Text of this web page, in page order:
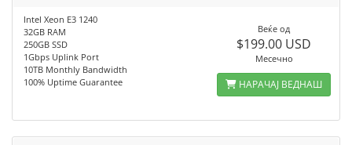
Intel Xeon E3 1240
32GB RAM
250GB SSD
1Gbps Uplink Port
10TB Monthly Bandwidth
100% Uptime Guarantee
Веќе од
$199.00 USD
Месечно
НАРАЧАЈ ВЕДНАШ